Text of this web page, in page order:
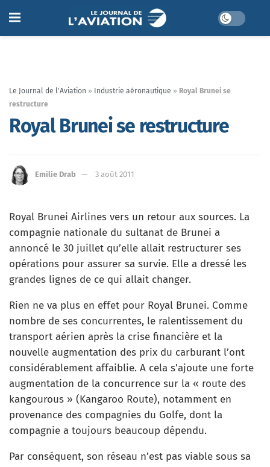
Le Journal de l'Aviation » Industrie aéronautique » Royal Brunei se
restructure
Royal Brunei se restructure
Emilie Drab 3 août 2011
Royal Brunei Airlines vers un retour aux sources. La
compagnie nationale du sultanat de Brunei a
annoncé le 30 juillet qu’elle allait restructurer ses
opérations pour assurer sa survie. Elle a dressé les
grandes lignes de ce qui allait changer.
Rien ne va plus en effet pour Royal Brunei. Comme
nombre de ses concurrentes, le ralentissement du
transport aérien après la crise financière et la
nouvelle augmentation des prix du carburant l’ont
considérablement affaiblie. A cela s’ajoute une forte
augmentation de la concurrence sur la « route des
kangourous » (Kangaroo Route), notamment en
provenance des compagnies du Golfe, dont la
compagnie a toujours beaucoup dépendu.
Par conséquent, son réseau n’est pas viable sous sa